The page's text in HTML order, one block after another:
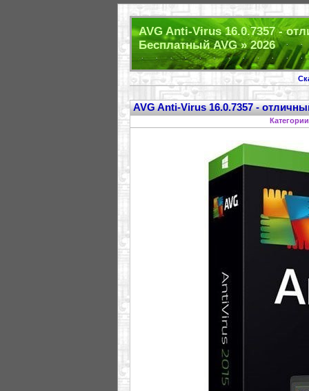
AVG Anti-Virus 16.0.7357 -
Бесплатный AVG » 2026
AVG Anti-Virus 16.0.7357 -